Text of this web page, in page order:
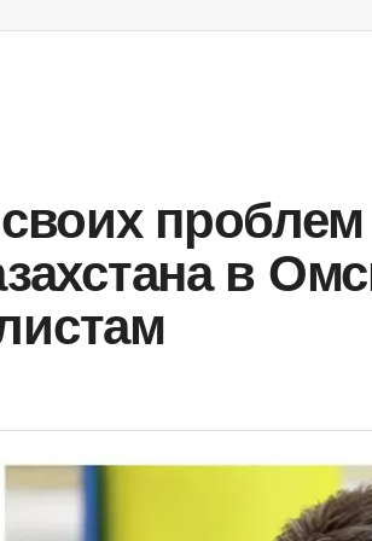
проблем
в